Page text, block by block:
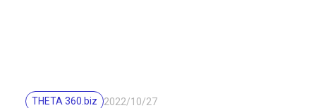
THETA 360.biz 2022/10/27